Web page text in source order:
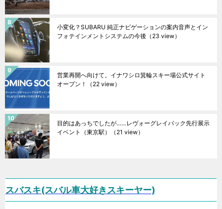
小変化？SUBARU 純正ナビゲーションの案内音声とイン
フォテインメントシステムの今後 （23 view）
営業再開へ向けて。イナワシロ箕輪スキー場公式サイト
オープン！
（22 view）
目的はあっちでしたが……レヴォーグレイバック先行展示
イベント（東京駅）
（21 view）
スバスキ(スバル車大好きスキーヤー)